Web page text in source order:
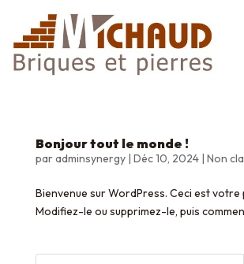
Bonjour tout le monde !
paradminsynergy| Déc 10, 2024| Non
Bienvenue sur WordPress. Ceci est
Modifiez-le ou supprimez-le, puis